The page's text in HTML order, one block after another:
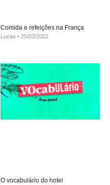
Comida e refeições na França
Lucas 25/03/2022
O vocabulário do hotel